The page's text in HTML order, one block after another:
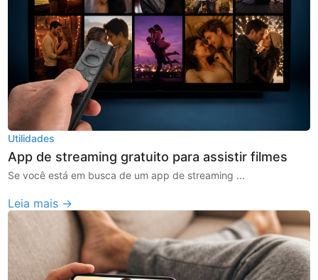
Utilidades
App de streaming gratuito para assistir filmes
Se você está em busca de um app de streaming ...
Leia mais →